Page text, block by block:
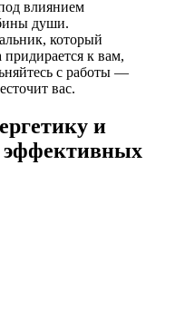
влиянием
души.
который
придирается к вам,
с работы —
вас.
и
эффективных